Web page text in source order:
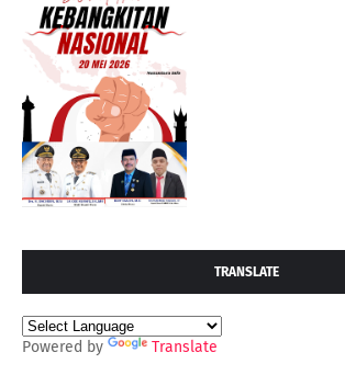
TRANSLATE
Powered by Translate